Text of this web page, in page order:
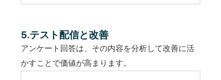
5.テスト配信と改善
アンケート回答は、その内容を分析して改善に活
かすことで価値が高まります。